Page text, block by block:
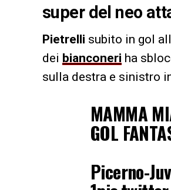
super del neo
Pietrelli subito in gol
dei bianconeri ha
sulla destra e sinistro
MAMMA
GOL
Picerno-